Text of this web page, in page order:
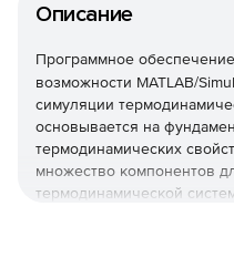
Описание
Программное обеспечение
возможности MATLAB/
симуляции
основывается на
термодинамических
множество компонентов
термодинамической